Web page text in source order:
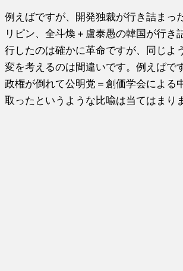
例えばですが、開発独裁が行き詰まっ
リピン、全斗煥＋盧泰愚の韓国が行き
行したのは確かに革命ですが、同じよ
変を考えるのは間違いです。例えばで
政権が倒れて公明党＝創価学会による
取ったというような比喩は当てはまり